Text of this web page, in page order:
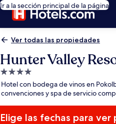
Ir a la sección principal de la página
Ver todas las propiedades
Hunter Valley
Propiedad
de
4.0
estrellas
Hotel con bodega de vinos en
convenciones y spa de servicio
Elige las fechas para ver